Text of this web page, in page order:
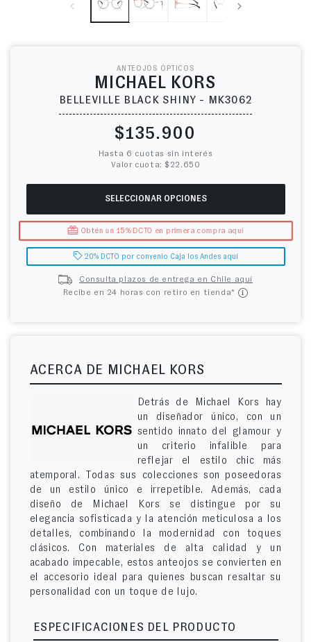
ANTEOJOS ÓPTICOS
MICHAEL KORS
BELLEVILLE BLACK SHINY - MK3062
Precio habitual
$135.900
Hasta 6 cuotas sin interés
Valor cuota: $22.650
SELECCIONAR OPCIONES
Obtén un 15% DCTO en primera compra aquí
20% DCTO por convenio Caja los Andes aquí
Consulta plazos de entrega en Chile aquí
Recibe en 24 horas con retiro en tienda*
ACERCA DE MICHAEL KORS
Detrás de Michael Kors hay
un diseñador único, con un
sentido innato del glamour y
un criterio infalible para
reflejar el estilo chic más
atemporal. Todas sus colecciones son poseedoras
de un estilo único e irrepetible. Además, cada
diseño de Michael Kors se distingue por su
elegancia sofisticada y la atención meticulosa a los
detalles, combinando la modernidad con toques
clásicos. Con materiales de alta calidad y un
acabado impecable, estos anteojos se convierten en
el accesorio ideal para quienes buscan resaltar su
personalidad con un toque de lujo.
ESPECIFICACIONES DEL PRODUCTO